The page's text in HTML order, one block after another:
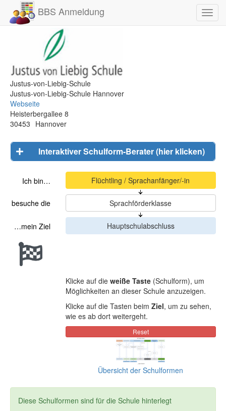
BBS Anmeldung
Justus-von-Liebig-Schule
Justus-von-Liebig-Schule Hannover
Webseite
Heisterbergallee 8
30453 Hannover
Interaktiver Schulform-Berater (hier klicken)
Ich bin…
besuche die
…mein Ziel
Klicke auf die weiße Taste(Schulform), um
Möglichkeiten an dieser Schule anzuzeigen.
Klicke auf die Tasten beim Ziel, um zu sehen,
wie es ab dort weitergeht.
Übersicht der Schulformen
Diese Schulformen sind für die Schule hinterlegt